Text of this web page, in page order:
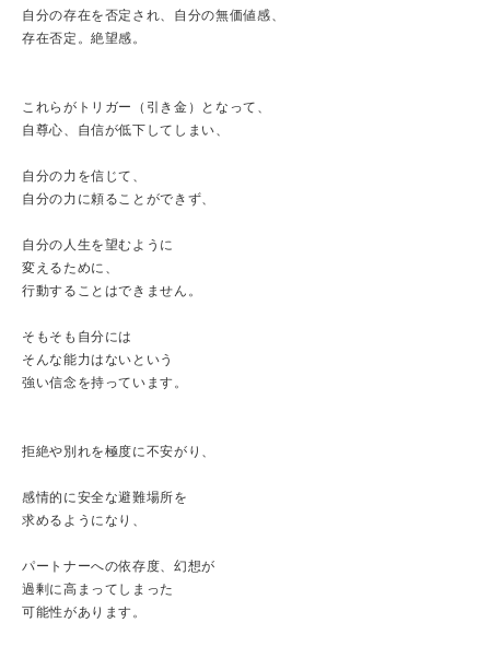
自分の存在を否定され、自分の無価値感、
存在否定。絶望感。
これらがトリガー（引き金）となって、
自尊心、自信が低下してしまい、
自分の力を信じて、
自分の力に頼ることができず、
自分の人生を望むように
変えるために、
行動することはできません。
そもそも自分には
そんな能力はないという
強い信念を持っています。
拒絶や別れを極度に不安がり、
感情的に安全な避難場所を
求めるようになり、
パートナーへの依存度、幻想が
過剰に高まってしまった
可能性があります。